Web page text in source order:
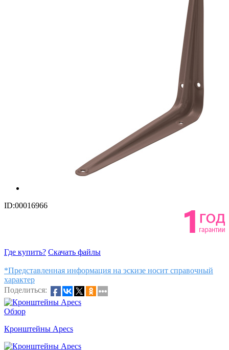
ID:00016966
Где купить? Скачать файлы
*Представленная информация на эскизе носит справочный
характер
Поделиться:
Обзор
Кронштейны Apecs